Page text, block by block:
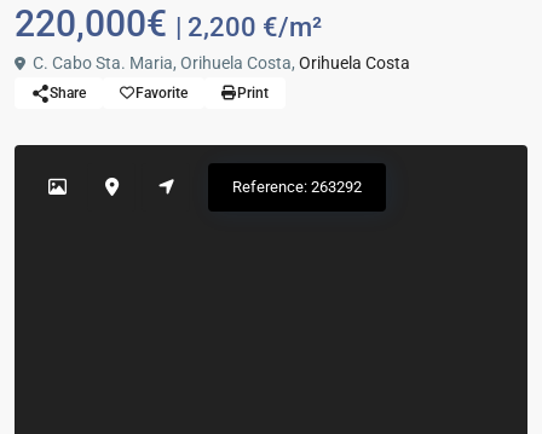
220,000€ | 2,200 €/m²
C. Cabo Sta. Maria, Orihuela Costa, Orihuela Costa
Share Favorite Print
Reference: 263292